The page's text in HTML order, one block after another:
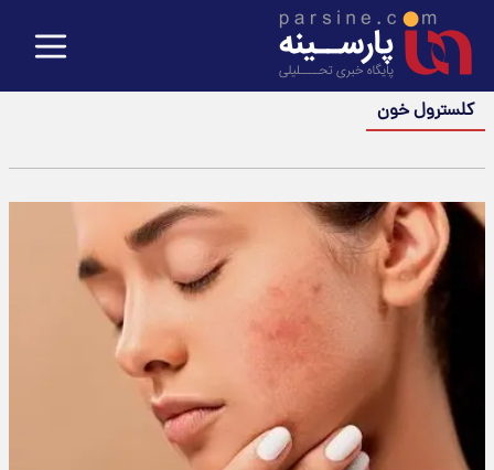
کلسترول خون